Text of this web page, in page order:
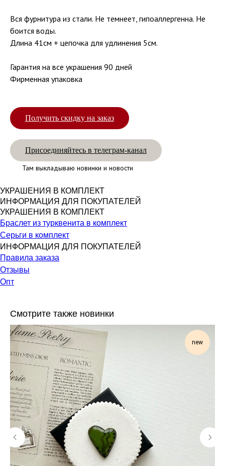
Вся фурнитура из стали. Не темнеет, гипоаллергенна. Не
боится воды.
Длина 41см + цепочка для удлинения 5см.
Гарантия на все украшения 90 дней
Фирменная упаковка
Получить скидку на заказ
Присоединяйтесь в телеграм-канал
Там выкладываю новинки и новости
УКРАШЕНИЯ В КОМПЛЕКТ
ИНФОРМАЦИЯ ДЛЯ ПОКУПАТЕЛЕЙ
УКРАШЕНИЯ В КОМПЛЕКТ
Браслет из турквенита в комплект
Серьги в комплект
ИНФОРМАЦИЯ ДЛЯ ПОКУПАТЕЛЕЙ
Правила заказа
Отзывы
Опт
Смотрите также новинки
new